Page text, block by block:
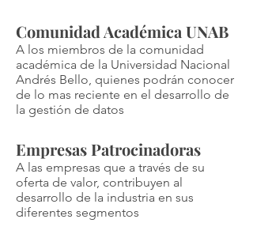
Comunidad Académica UNAB
A los miembros de la comunidad
académica de la Universidad Nacional
Andrés Bello, quienes podrán conocer
de lo mas reciente en el desarrollo de
la gestión de datos
Empresas Patrocinadoras
A las empresas que a través de su
oferta de valor, contribuyen al
desarrollo de la industria en sus
diferentes segmentos